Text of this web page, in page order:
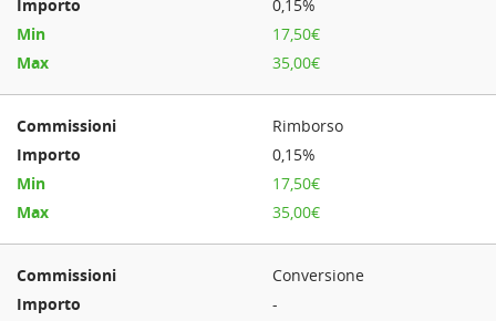
0,15%
17,50€
35,00€
Rimborso
0,15%
17,50€
35,00€
Conversione
-